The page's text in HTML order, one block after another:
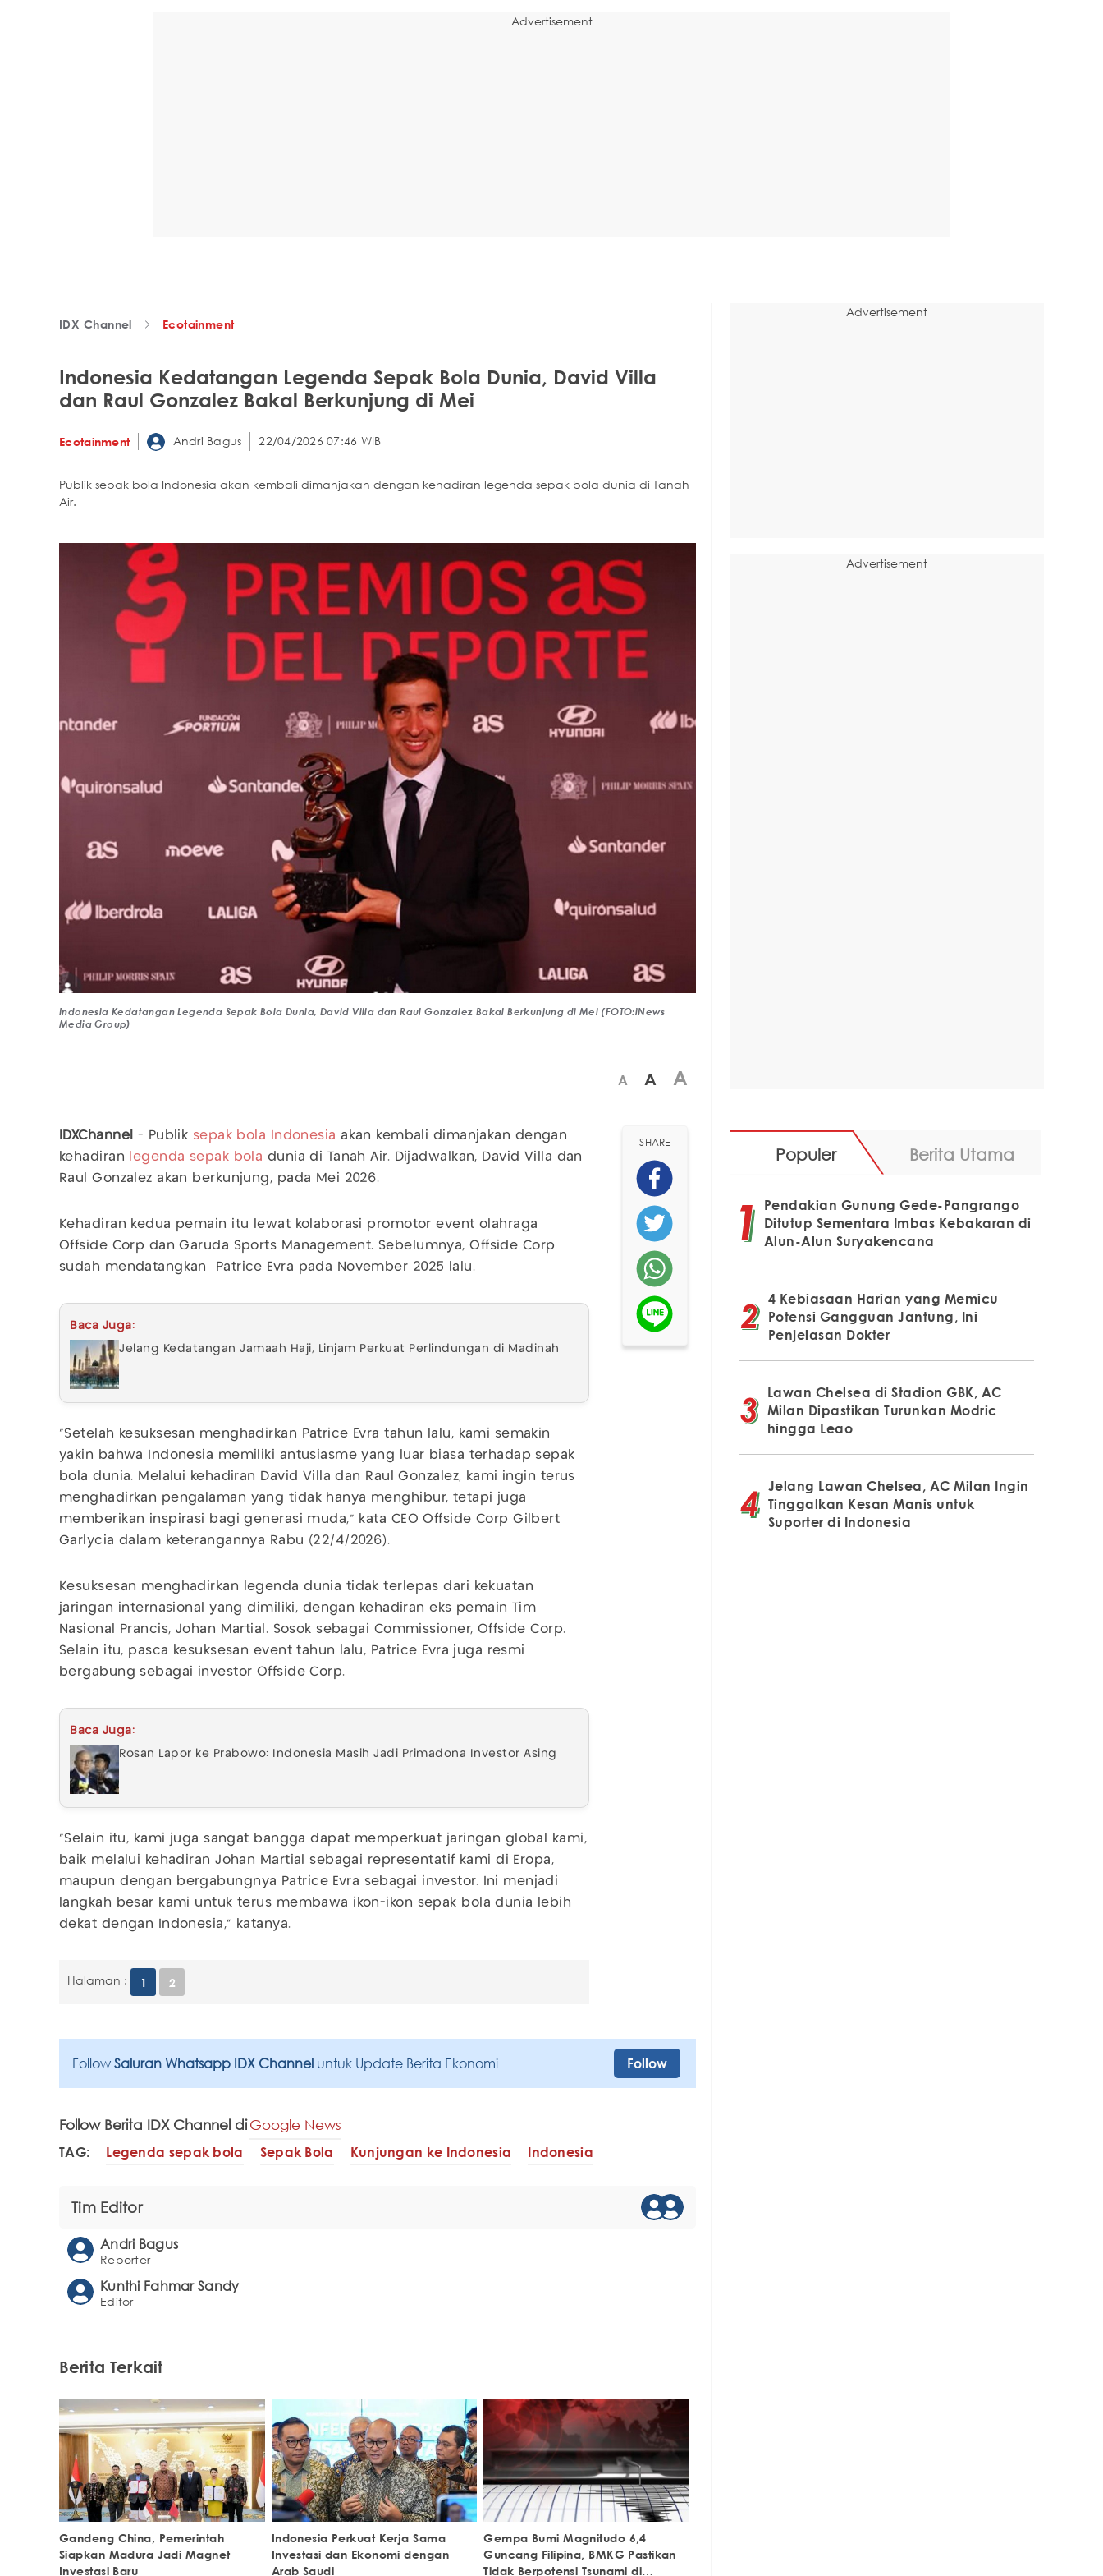
Advertisement
IDX Channel Ecotainment
Indonesia Kedatangan Legenda Sepak Bola Dunia, David Villa
dan Raul Gonzalez Bakal Berkunjung di Mei
Ecotainment Andri Bagus 22/04/2026 07:46 WIB
Publik sepak bola Indonesia akan kembali dimanjakan dengan kehadiran legenda sepak bola dunia di Tanah
Air.
Indonesia Kedatangan Legenda Sepak Bola Dunia, David Villa dan Raul Gonzalez Bakal Berkunjung di Mei (FOTO:iNews
Media Group)
A A A
IDXChannel - Publik sepak bola Indonesia akan kembali dimanjakan dengan
kehadiran
legenda sepak bola dunia di Tanah Air. Dijadwalkan, David Villa dan
Raul Gonzalez akan berkunjung, pada Mei 2026.
Kehadiran kedua pemain itu lewat kolaborasi promotor event olahraga
Offside Corp dan Garuda Sports Management. Sebelumnya, Offside Corp
sudah mendatangkan Patrice Evra pada November 2025 lalu.
Baca Juga:
Jelang Kedatangan Jamaah Haji, Linjam Perkuat Perlindungan di Madinah
"Setelah kesuksesan menghadirkan Patrice Evra tahun lalu, kami semakin
yakin bahwa Indonesia memiliki antusiasme yang luar biasa terhadap sepak
bola dunia. Melalui kehadiran David Villa dan Raul Gonzalez, kami ingin terus
menghadirkan pengalaman yang tidak hanya menghibur, tetapi juga
memberikan inspirasi bagi generasi muda," kata CEO Offside Corp Gilbert
Garlycia dalam keterangannya Rabu (22/4/2026).
Kesuksesan menghadirkan legenda dunia tidak terlepas dari kekuatan
jaringan internasional yang dimiliki, dengan kehadiran eks pemain Tim
Nasional Prancis, Johan Martial. Sosok sebagai Commissioner, Offside Corp.
Selain itu, pasca kesuksesan event tahun lalu, Patrice Evra juga resmi
bergabung sebagai investor Offside Corp.
Baca Juga:
Rosan Lapor ke Prabowo: Indonesia Masih Jadi Primadona Investor Asing
"Selain itu, kami juga sangat bangga dapat memperkuat jaringan global kami,
baik melalui kehadiran Johan Martial sebagai representatif kami di Eropa,
maupun dengan bergabungnya Patrice Evra sebagai investor. Ini menjadi
langkah besar kami untuk terus membawa ikon-ikon sepak bola dunia lebih
dekat dengan Indonesia," katanya.
Halaman : 1 2
SHARE
Follow Saluran Whatsapp IDX Channel untuk Update Berita Ekonomi Follow
Follow Berita IDX Channel diGoogle News
TAG: Legenda sepak bola Sepak Bola Kunjungan ke Indonesia Indonesia
Tim Editor
Andri Bagus
Reporter
Kunthi Fahmar Sandy
Editor
Berita Terkait
Gandeng China, Pemerintah
Siapkan Madura Jadi Magnet
Investasi Baru
Indonesia Perkuat Kerja Sama
Investasi dan Ekonomi dengan
Arab Saudi
Gempa Bumi Magnitudo 6,4
Guncang Filipina, BMKG Pastikan
Tidak Berpotensi Tsunami di
Advertisement
Advertisement
Populer Berita Utama
Pendakian Gunung Gede-Pangrango
Ditutup Sementara Imbas Kebakaran di
Alun-Alun Suryakencana
4 Kebiasaan Harian yang Memicu
Potensi Gangguan Jantung, Ini
Penjelasan Dokter
Lawan Chelsea di Stadion GBK, AC
Milan Dipastikan Turunkan Modric
hingga Leao
Jelang Lawan Chelsea, AC Milan Ingin
Tinggalkan Kesan Manis untuk
Suporter di Indonesia